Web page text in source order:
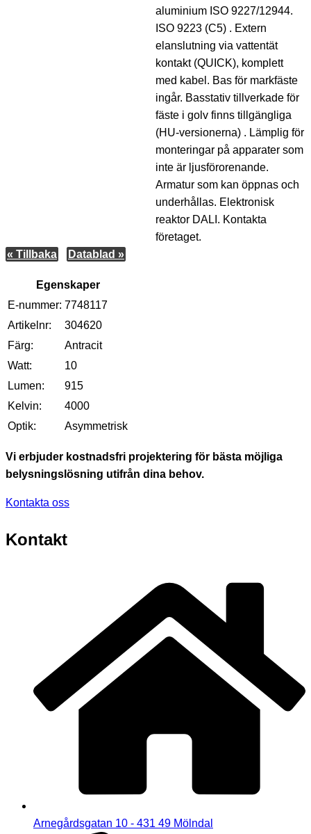
aluminium ISO 9227/12944.
ISO 9223 (C5) . Extern
elanslutning via vattentät
kontakt (QUICK), komplett
med kabel. Bas för markfäste
ingår. Basstativ tillverkade för
fäste i golv finns tillgängliga
(HU-versionerna) . Lämplig för
monteringar på apparater som
inte är ljusförorenande.
Armatur som kan öppnas och
underhållas. Elektronisk
reaktor DALI. Kontakta
företaget.
« Tillbaka
Datablad »
Egenskaper
E-nummer: 7748117
Artikelnr:
304620
Färg:
Antracit
Watt:
10
Lumen:
915
Kelvin:
4000
Optik:
Asymmetrisk
Vi erbjuder kostnadsfri projektering för bästa möjliga
belysningslösning utifrån dina behov.
Kontakta oss
Kontakt
Arnegårdsgatan 10 - 431 49 Mölndal